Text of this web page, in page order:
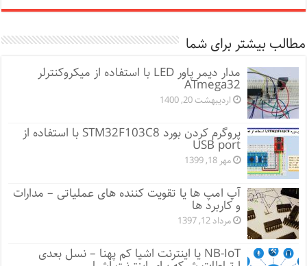
مطالب بیشتر برای شما
مدار دیمر پاور LED با استفاده از میکروکنترلر
ATmega32
اردیبهشت 20, 1400
پروگرم کردن بورد STM32F103C8 با استفاده از
USB port
مهر 18, 1399
آپ امپ ها یا تقویت کننده های عملیاتی – مدارات
و کاربرد ها
مرداد 12, 1397
NB-IoT یا اینترنت اشیا کم پهنا – نسل بعدی